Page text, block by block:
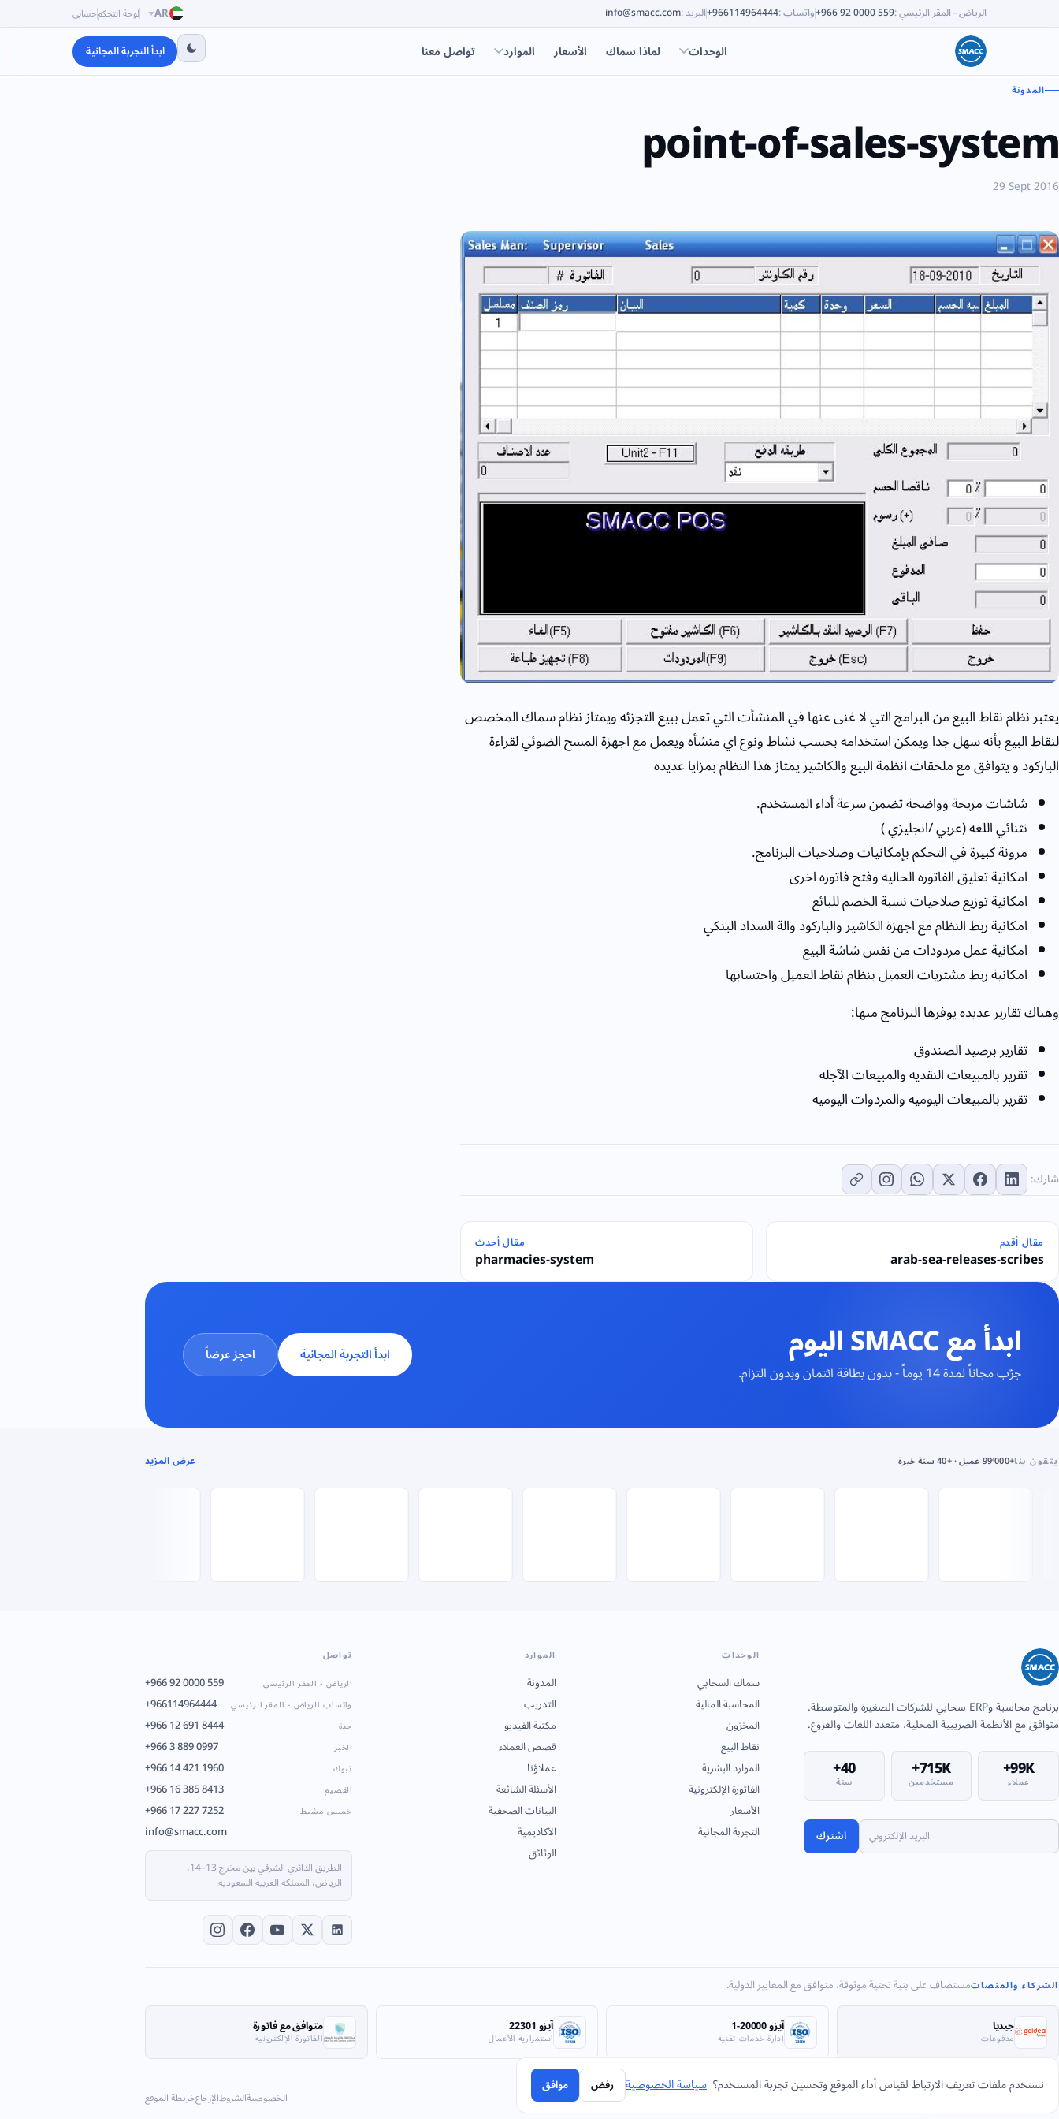
الرياض - المقر الرئيسي:
+966 92 0000 559واتساب:
+966114964444البريد:
info@smacc.com
AR لوحة التحكمحسابي
الوحدات لماذا سماك الأسعار الموارد تواصل معنا ابدأ التجربة المجانية
المدونة
point-of-sales-system
29 Sept 2016
يعتبر نظام نقاط البيع من البرامج التي لا غنى عنها في المنشأت التي تعمل ببيع التجزئه ويمتاز نظام سماك المخصص
لنقاط البيع بأنه سهل جدا ويمكن استخدامه بحسب نشاط ونوع اي منشأه ويعمل مع اجهزة المسح الضوئي لقراءة
الباركود و يتوافق مع ملحقات انظمة البيع والكاشير يمتاز هذا النظام بمزايا عديده
شاشات مريحة وواضحة تضمن سرعة أداء المستخدم.
نثنائي اللغه (عربي /انجليزي )
مرونة كبيرة في التحكم بإمكانيات وصلاحيات البرنامج.
امكانية تعليق الفاتوره الحاليه وفتح فاتوره اخرى
امكانية توزيع صلاحيات نسبة الخصم للبائع
امكانية ربط النظام مع اجهزة الكاشير والباركود والة السداد البنكي
امكانية عمل مردودات من نفس شاشة البيع
امكانية ربط مشتريات العميل بنظام نقاط العميل واحتسابها
وهناك تقارير عديده يوفرها البرنامج منها:
تقارير برصيد الصندوق
تقرير بالمبيعات النقديه والمبيعات الآجله
تقرير بالمبيعات اليوميه والمردوات اليوميه
شارك:
مقال أقدم
arab-sea-releases-scribes
مقال أحدث
pharmacies-system
ابدأ مع SMACC اليوم
جرّب مجاناً لمدة 14 يوماً - بدون بطاقة ائتمان وبدون التزام.
ابدأ التجربة المجانية احجز عرضاً
يثقون بنا+99٬000 عميل · +40 سنة خبرة عرض المزيد
برنامج محاسبة وERP سحابي للشركات الصغيرة والمتوسطة.
متوافق مع الأنظمة الضريبية المحلية، متعدد اللغات والفروع.
99K+
عملاء 715K+
مستخدمين 40+
سنة
اشترك
الوحدات
سماك السحابي
المحاسبة المالية
المخزون
نقاط البيع
الموارد البشرية
الفاتورة الإلكترونية
الأسعار
التجربة المجانية
الموارد
المدونة
التدريب
مكتبة الفيديو
قصص العملاء
عملاؤنا
الأسئلة الشائعة
البيانات الصحفية
الأكاديمية
الوثائق
تواصل
+966 92 0000 559 الرياض - المقر الرئيسي
+966114964444 واتساب الرياض - المقر الرئيسي
+966 12 691 8444 جدة
+966 3 889 0997 الخبر
+966 14 421 1960 تبوك
+966 16 385 8413 القصيم
+966 17 227 7252 خميس مشيط
info@smacc.com
الطريق الدائري الشرقي بين مخرج 13–14،
الرياض، المملكة العربية السعودية.
الشركاء والمنصاتمستضاف على بنية تحتية موثوقة، متوافق مع المعايير الدولية.
جيديا
مدفوعات
آيزو 20000-1
إدارة خدمات تقنية
آيزو 22301
استمرارية الأعمال
متوافق مع فاتورة
الفاتورة الإلكترونية
الخصوصيةالشروطالإرجاعخريطة الموقع
نستخدم ملفات تعريف الارتباط لقياس أداء الموقع وتحسين تجربة المستخدم؟ سياسة الخصوصية رفض موافق